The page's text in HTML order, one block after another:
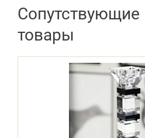
Сопутствующие
товары